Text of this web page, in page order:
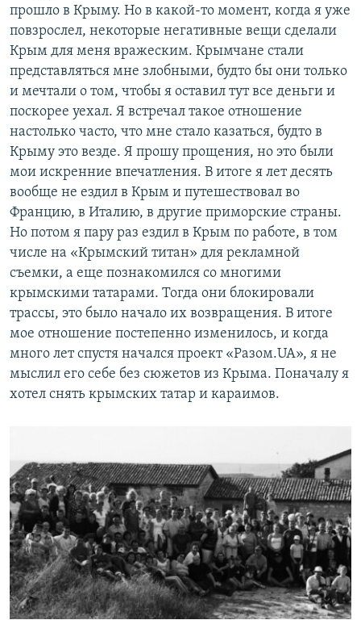
прошло в Крыму. Но в какой-то момент, когда я уже
повзрослел, некоторые негативные вещи сделали
Крым для меня вражеским. Крымчане стали
представляться мне злобными, будто бы они только
и мечтали о том, чтобы я оставил тут все деньги и
поскорее уехал. Я встречал такое отношение
настолько часто, что мне стало казаться, будто в
Крыму это везде. Я прошу прощения, но это были
мои искренние впечатления. В итоге я лет десять
вообще не ездил в Крым и путешествовал во
Францию, в Италию, в другие приморские страны.
Но потом я пару раз ездил в Крым по работе, в том
числе на «Крымский титан» для рекламной
съемки, а еще познакомился со многими
крымскими татарами. Тогда они блокировали
трассы, это было начало их возвращения. В итоге
мое отношение постепенно изменилось, и когда
много лет спустя начался проект «Разом.UA», я не
мыслил его себе без сюжетов из Крыма. Поначалу я
хотел снять крымских татар и караимов.